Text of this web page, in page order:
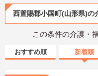
西置賜郡小国町(山形県)の
この条件の介護・
おすすめ順 新着順